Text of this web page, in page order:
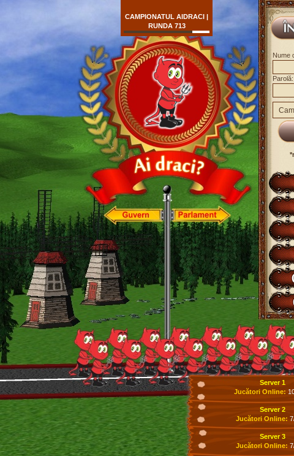
CAMPIONATUL AIDRACI |
RUNDA 713
Nume
Parolă:
Server 1
Jucători Online:
Server 2
Jucători Online:
Server 3
Jucători Online: